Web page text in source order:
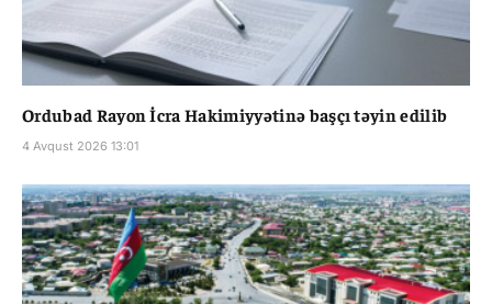
Ordubad Rayon İcra Hakimiyyətinə başçı təyin edilib
4 Avqust 2026 13:01